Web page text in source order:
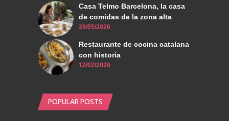
Casa Telmo Barcelona, la casa
de comidas de la zona alta
20/05/2026
Restaurante de cocina catalana
con historia
12/02/2026
POPULAR POSTS